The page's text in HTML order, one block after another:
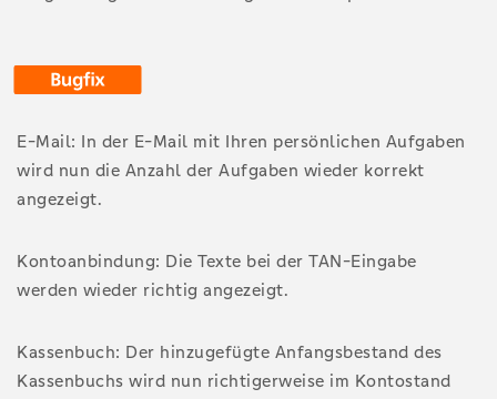
E-Mail: In der E-Mail mit Ihren persönlichen Aufgaben
wird nun die Anzahl der Aufgaben wieder korrekt
angezeigt.
Kontoanbindung: Die Texte bei der TAN-Eingabe
werden wieder richtig angezeigt.
Kassenbuch: Der hinzugefügte Anfangsbestand des
Kassenbuchs wird nun richtigerweise im Kontostand